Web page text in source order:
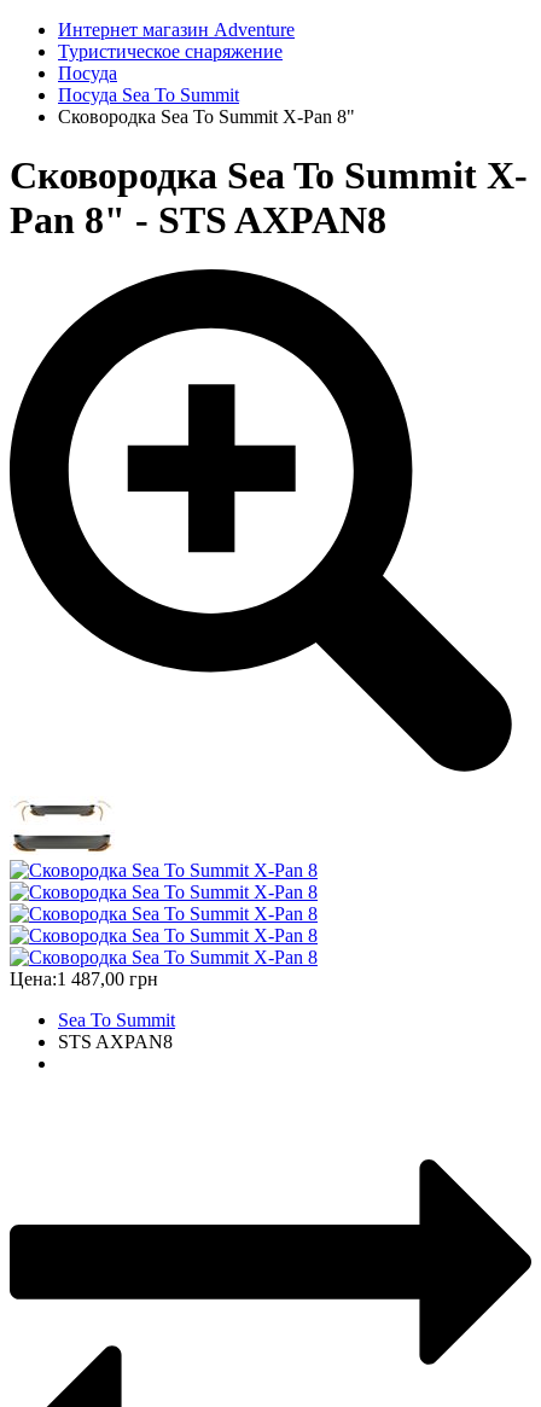
Интернет магазин Adventure
Туристическое снаряжение
Посуда
Посуда Sea To Summit
Сковородка Sea To Summit X-Pan 8"
Сковородка Sea To Summit X-
Pan 8" - STS AXPAN8
Цена:1 487,00 грн
Sea To Summit
STS AXPAN8